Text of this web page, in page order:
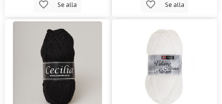
Se alla Se alla